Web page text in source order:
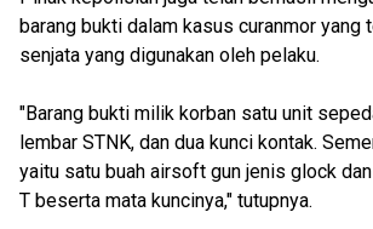
barang bukti dalam kasus curanmor yang
senjata yang digunakan oleh pelaku.
"Barang bukti milik korban satu unit
lembar STNK, dan dua kunci kontak.
yaitu satu buah airsoft gun jenis glock
T beserta mata kuncinya," tutupnya.